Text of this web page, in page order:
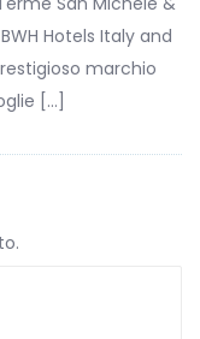
Hotels Italy and
marchio
[…]